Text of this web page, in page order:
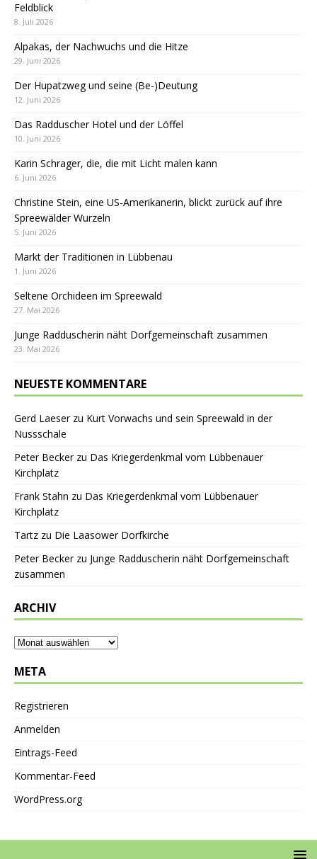
Feldblick
8. Juli 2026
Alpakas, der Nachwuchs und die Hitze
29. Juni 2026
Der Hupatzweg und seine (Be-)Deutung
12. Juni 2026
Das Radduscher Hotel und der Löffel
10. Juni 2026
Karin Schrager, die, die mit Licht malen kann
6. Juni 2026
Christine Stein, eine US-Amerikanerin, blickt zurück auf ihre
Spreewälder Wurzeln
5. Juni 2026
Markt der Traditionen in Lübbenau
1. Juni 2026
Seltene Orchideen im Spreewald
27. Mai 2026
Junge Radduscherin näht Dorfgemeinschaft zusammen
23. Mai 2026
NEUESTE KOMMENTARE
Gerd Laeserzu Kurt Vorwachs und sein Spreewald in der
Nussschale
Peter Beckerzu Das Kriegerdenkmal vom Lübbenauer
Kirchplatz
Frank Stahn zu Das Kriegerdenkmal vom Lübbenauer
Kirchplatz
Tartz zu Die Laasower Dorfkirche
Peter Beckerzu Junge Radduscherin näht Dorfgemeinschaft
zusammen
ARCHIV
META
Registrieren
Anmelden
Eintrags-Feed
Kommentar-Feed
WordPress.org